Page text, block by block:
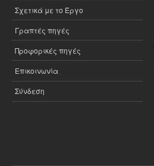
Σχετικά με το Έργο
Γραπτές πηγές
Προφορικές πηγές
Επικοινωνία
Σύνδεση